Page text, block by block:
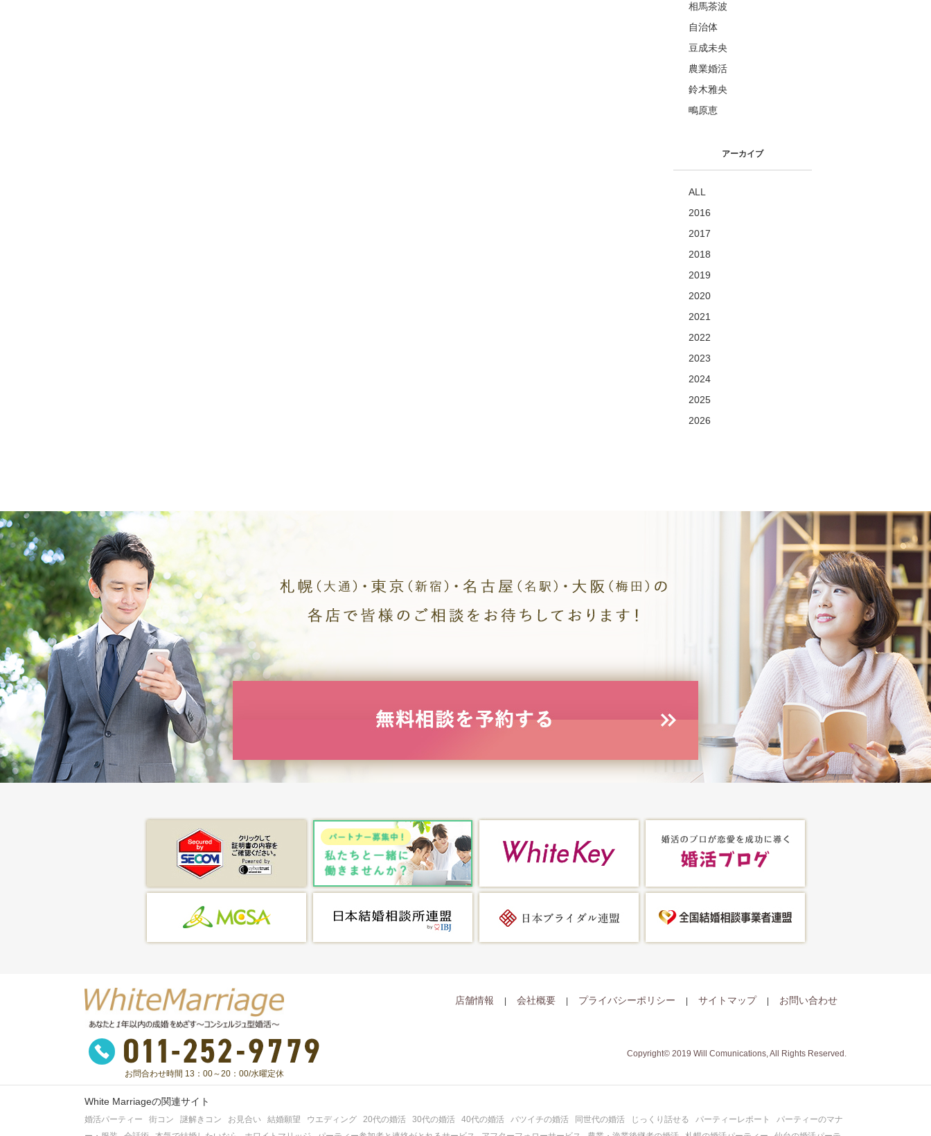
相馬茶波
自治体
豆成未央
農業婚活
鈴木雅央
鴫原恵
アーカイブ
ALL
2016
2017
2018
2019
2020
2021
2022
2023
2024
2025
2026
お問合わせ時間 13：00～20：00/水曜定休
店舗情報 会社概要 プライバシーポリシー サイトマップ お問い合わせ
Copyright© 2019 Will Comunications, All Rights Reserved.
White Marriageの関連サイト
婚活パーティー 街コン 謎解きコン お見合い 結婚願望 ウエディング 20代の婚活 30代の婚活 40代の婚活 バツイチの婚活 同世代の婚活 じっくり話せる パーティーレポート
パーティーのマナ